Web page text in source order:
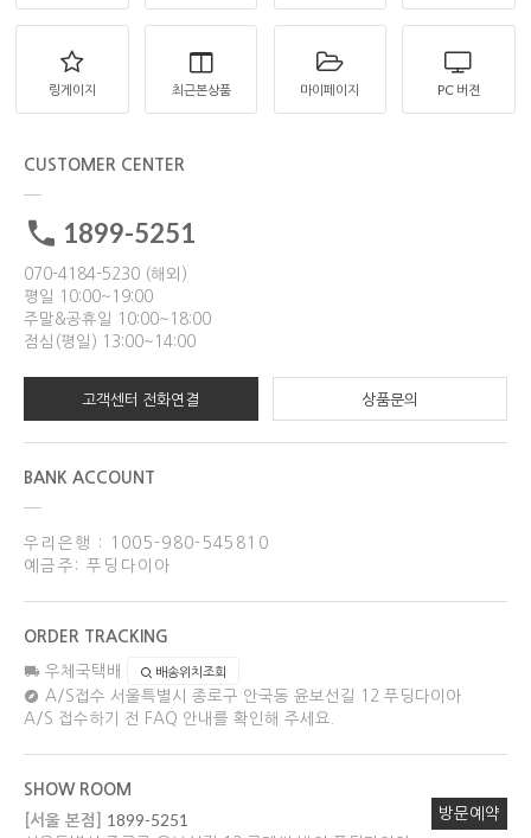
링게이지 최근본상품 마이페이지 PC 버젼
CUSTOMER CENTER
1899-5251
070-4184-5230 (해외)
평일 10:00~19:00
주말&공휴일 10:00~18:00
점심(평일) 13:00~14:00
고객센터 전화연결 상품문의
BANK ACCOUNT
우리은행 : 1005-980-545810
예금주: 푸딩다이아
ORDER TRACKING
우체국택배 배송위치조회
A/S접수 서울특별시 종로구 안국동 윤보선길 12 푸딩다이아
A/S 접수하기 전 FAQ 안내를 확인해 주세요.
SHOW ROOM
[서울 본점] 1899-5251 방문예약